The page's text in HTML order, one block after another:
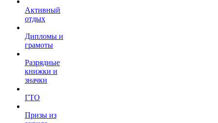
Активный
отдых
Дипломы и
грамоты
Разрядные
книжки и
значки
ГТО
Призы из